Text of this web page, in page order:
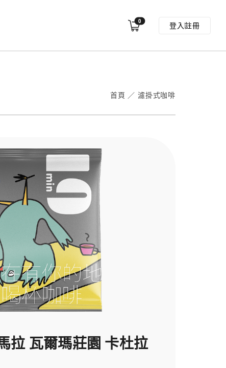
0 登入註冊
首頁 ／ 濾掛式咖啡
拉 瓦爾瑪莊園 卡杜拉